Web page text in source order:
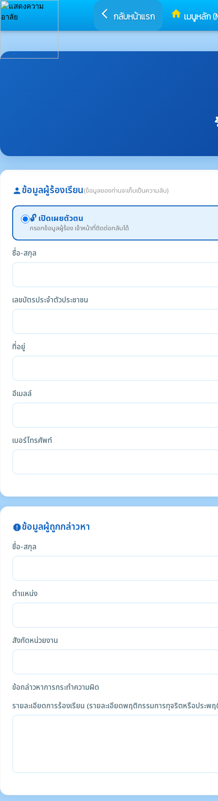
arrow_back_ios กลับหน้าแรก home เมนูหลัก
personข้อมูลผู้ร้องเรียน(ข้อมูลของท่านจะเก็บเป็นความลับ)
🔓 เปิดเผยตัวตน
กรอกข้อมูลผู้ร้อง เจ้าหน้าที่ติดต่อกลับได้
ชื่อ-สกุล
เลขบัตรประจำตัวประชาชน
ที่อยู่
อีเมลล์
เบอร์โทรศัพท์
reportข้อมูลผู้ถูกกล่าวหา
ชื่อ-สกุล
ตำแหน่ง
สังกัดหน่วยงาน
ข้อกล่าวหาการกระทำความผิด
รายละเอียดการร้องเรียน (รายละเอียดพฤติกรรมการทุจริตหรือประพ